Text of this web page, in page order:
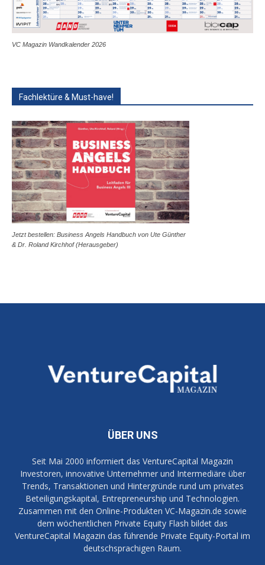
VC Magazin Wandkalender 2026
Fachlektüre & Must-have!
Jetzt bestellen: Business Angels Handbuch von Ute Günther
& Dr. Roland Kirchhof (Herausgeber)
ÜBER UNS
Seit Mai 2000 informiert das VentureCapital Magazin
Investoren, innovative Unternehmer und Intermediäre über
Trends, Transaktionen und Hintergründe rund um privates
Beteiligungskapital, Entrepreneurship und Technologien.
Zusammen mit den Online-Produkten VC-Magazin.de sowie
dem wöchentlichen Private Equity Flash bildet das
VentureCapital Magazin das führende Private Equity-Portal im
deutschsprachigen Raum.